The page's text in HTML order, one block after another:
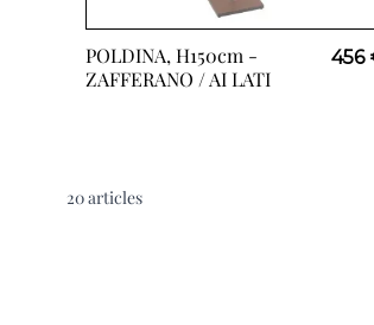
POLDINA, H150cm -
ZAFFERANO / AI LATI
456
20articles